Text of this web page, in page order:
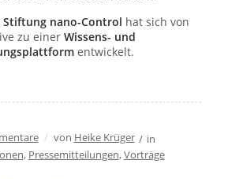
nano-Control hat sich von
zu einer Wissens- und
entwickelt.
/ von Heike Krüger / in
, Pressemitteilungen,Vorträge